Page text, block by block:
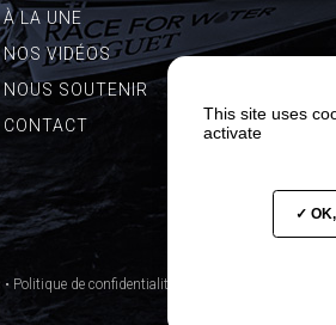
À LA UNE
NOS VIDÉOS
NOUS SOUTENIR
CONTACT
• Politique de confidentialité
This site uses
activate